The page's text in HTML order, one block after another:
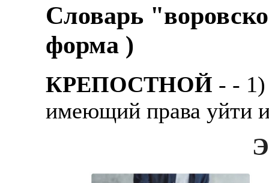
Словарь
форма )
КРЕПОСТНОЙ - -
имеющий пpава уйти